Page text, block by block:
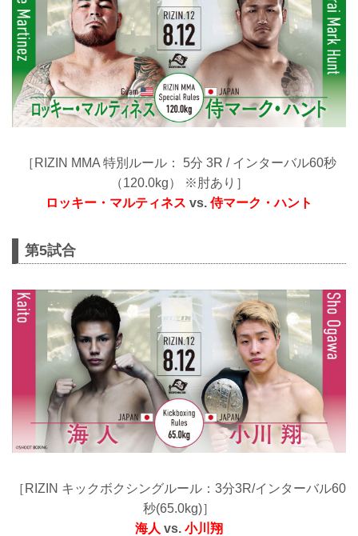
［RIZIN MMA 特別ルール： 5分 3R / インターバル60秒
（120.0kg） ※肘あり］
ロッキー・マルティネス vs. 侍マーク・ハント
第5試合
［RIZIN キックボクシングルール：3分3R/インターバル60
秒(65.0kg)］
海人 vs. 小川翔